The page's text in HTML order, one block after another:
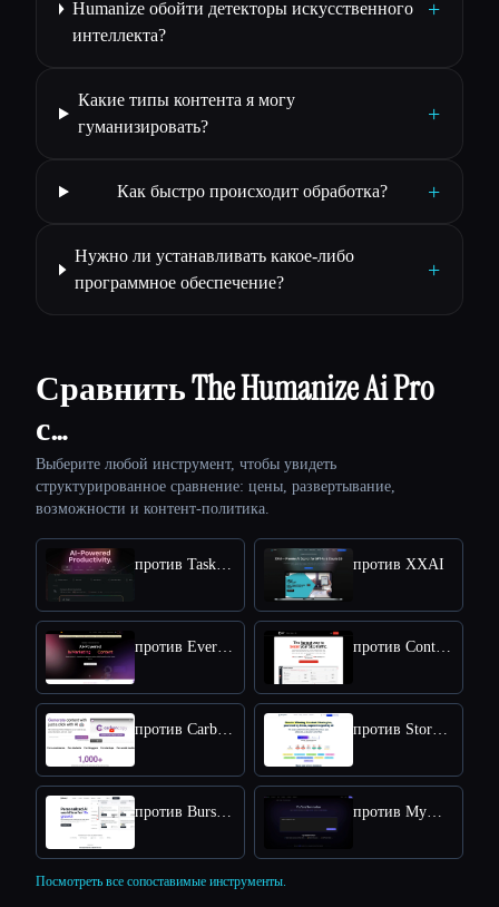
Humanize обойти детекторы искусственного
интеллекта?
+
Какие типы контента я могу
гуманизировать?
+
Как быстро происходит обработка? +
Нужно ли устанавливать какое-либо
программное обеспечение?
+
Сравнить The Humanize Ai Pro
с…
Выберите любой инструмент, чтобы увидеть
структурированное сравнение: цены, развертывание,
возможности и контент-политика.
против Taskade против XXAI
против Everneed AI против Content Raptor
против CarbonCopy против StoryChief
против BurstyAI против MyMap.AI YouTube Summarizer
Посмотреть все сопоставимые инструменты.